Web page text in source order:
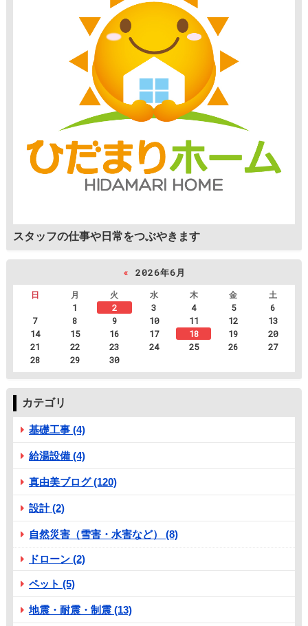
スタッフの仕事や日常をつぶやきます
« 2026年6月
日
月 火 水 木 金
土
1
2 3 4 5
6
7
8 9 10 11 12
13
14
15 16 17 18 19
20
21
22 23 24 25 26
27
28
29 30
カテゴリ
基礎工事 (4)
給湯設備 (4)
真由美ブログ (120)
設計 (2)
自然災害（雪害・水害など） (8)
ドローン (2)
ペット (5)
地震・耐震・制震 (13)